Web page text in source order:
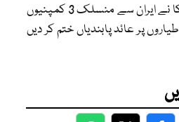
امریکا نے ایران سے منسلک 3 کمپنیوں